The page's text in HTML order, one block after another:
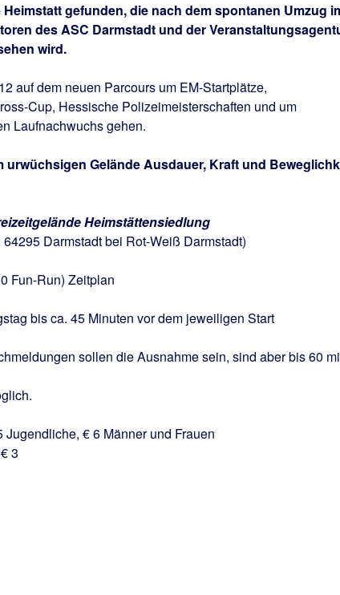
gefunden, die nach dem spontanen Umzug
des ASC Darmstadt und der
wird.
auf dem neuen Parcours um EM-Startplätze,
Cup, Hessische Polizeimeisterschaften und um
Laufnachwuchs gehen.
urwüchsigen Gelände Ausdauer, Kraft und
Heimstättensiedlung
bei Rot-Weiß Darmstadt)
Run) Zeitplan
bis ca. 45 Minuten vor dem jeweiligen Start
sollen die Ausnahme sein, sind aber bis 60
€ 6 Männer und Frauen
3